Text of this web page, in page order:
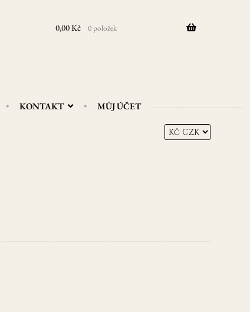
0,00Kč 0 položek
KONTAKT MŮJ ÚČET